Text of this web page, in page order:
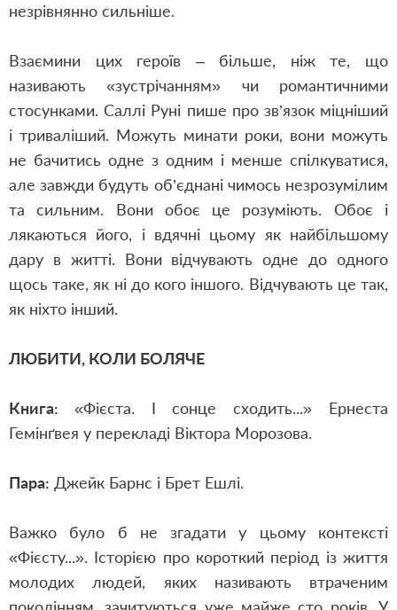
незрівнянно сильніше.
Взаємини цих героїв – більше, ніж те, що
називають «зустрічанням» чи романтичними
стосунками. Саллі Руні пише про зв’язок міцніший
і триваліший. Можуть минати роки, вони можуть
не бачитись одне з одним і менше спілкуватися,
але завжди будуть об’єднані чимось незрозумілим
та сильним. Вони обоє це розуміють. Обоє і
лякаються його, і вдячні цьому як найбільшому
дару в житті. Вони відчувають одне до одного
щось таке, як ні до кого іншого. Відчувають це так,
як ніхто інший.
ЛЮБИТИ, КОЛИ БОЛЯЧЕ
Книга: «Фієста. І сонце сходить...» Ернеста
Гемінґвея у перекладі Віктора Морозова.
Пара: Джейк Барнс і Брет Ешлі.
Важко було б не згадати у цьому контексті
«Фієсту...». Історією про короткий період із життя
молодих людей, яких називають втраченим